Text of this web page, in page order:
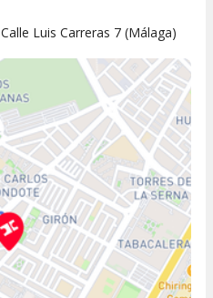
Calle Luis Carreras 7 (Málaga)